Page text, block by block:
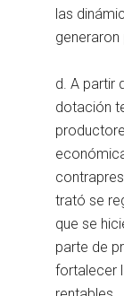
las
generaron
d. A partir
dotación
trató se
que se
parte de
fortalecer